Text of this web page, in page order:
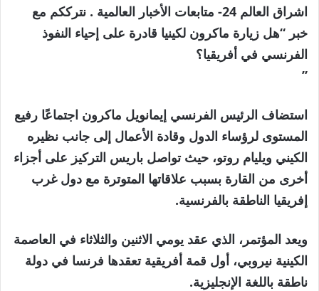
اشراق العالم 24- متابعات الأخبار العالمية . نترككم مع
خبر “هل زيارة ماكرون لكينيا قادرة على إحياء النفوذ
الفرنسي في أفريقيا؟
”
استضاف الرئيس الفرنسي إيمانويل ماكرون اجتماعًا رفيع
المستوى لرؤساء الدول وقادة الأعمال إلى جانب نظيره
الكيني ويليام روتو، حيث تواصل باريس التركيز على أجزاء
أخرى من القارة بسبب علاقاتها المتوترة مع دول غرب
إفريقيا الناطقة بالفرنسية.
ويعد المؤتمر، الذي عقد يومي الاثنين والثلاثاء في العاصمة
الكينية نيروبي، أول قمة أفريقية تعقدها فرنسا في دولة
ناطقة باللغة الإنجليزية.